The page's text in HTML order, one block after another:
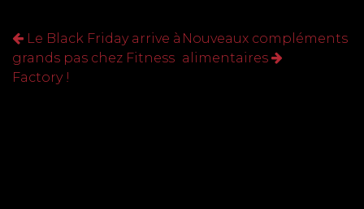
Le Black Friday arrive à
grands pas chez Fitness
Factory !
Nouveaux compléments
alimentaires